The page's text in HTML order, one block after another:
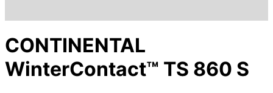
CONTINENTAL
WinterContact™ TS 860 S